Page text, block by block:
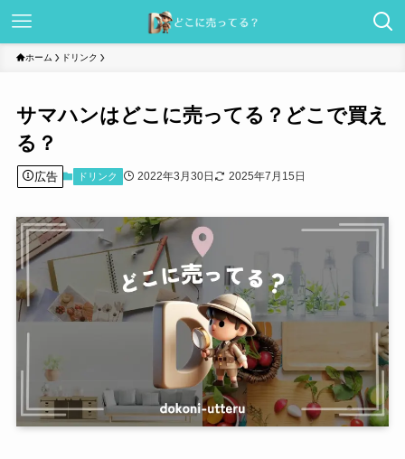
ホーム ドリンク
サマハンはどこに売ってる？どこで買え
る？
広告 ドリンク 2022年3月30日 2025年7月15日